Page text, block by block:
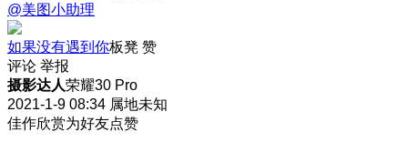
@美图小助理
如果没有遇到你板凳 赞
评论 举报
摄影达人荣耀30 Pro
2021-1-9 08:34 属地未知
佳作欣赏为好友点赞